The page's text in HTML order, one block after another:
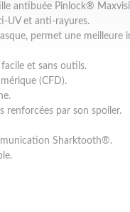
antibuée Pinlock®
UV et anti-rayures.
permet une meilleure
et sans outils.
(CFD).
renforcées par son spoiler.
Sharktooth®.